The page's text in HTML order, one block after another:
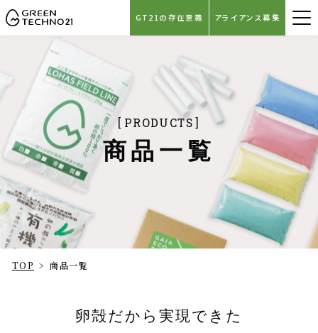
GREEN TECHNO21
GT21の存在意義 アライアンス募集
PRODUCTS
商品一覧
TOP > 商品一覧
卵殻だから実現できた